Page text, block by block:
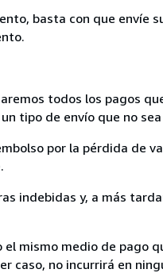
basta con que
todos los pagos
tipo de envío que no
por la pérdida de
indebidas y, a más
mismo medio de pago
caso, no incurrirá en